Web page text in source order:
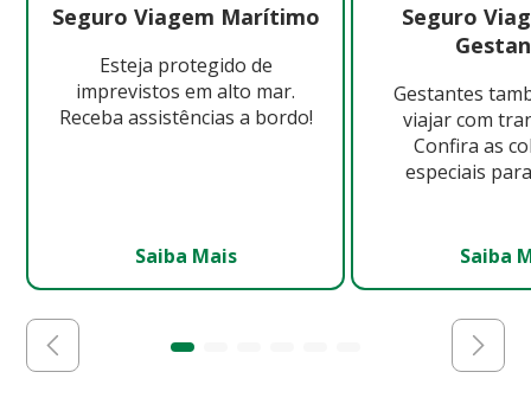
Seguro Viagem Marítimo
Esteja protegido de
imprevistos em alto mar.
Receba assistências a bordo!
Saiba Mais
Seguro
Gestantes
viajar com
Confira as
especiais
Saiba